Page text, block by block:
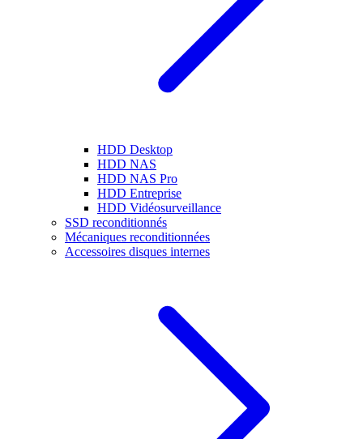
HDD Desktop
HDD NAS
HDD NAS Pro
HDD Entreprise
HDD Vidéosurveillance
SSD reconditionnés
Mécaniques reconditionnées
Accessoires disques internes